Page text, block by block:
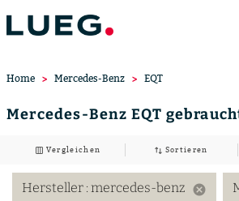
Home Mercedes-Benz EQT
Mercedes-Benz EQT
Vergleichen Sortieren
Hersteller : mercedes-benz cancel